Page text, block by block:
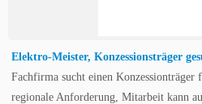
Elektro-Meister, Konzessionsträger
Fachfirma sucht einen Konzessionträger
regionale Anforderung, Mitarbeit kann